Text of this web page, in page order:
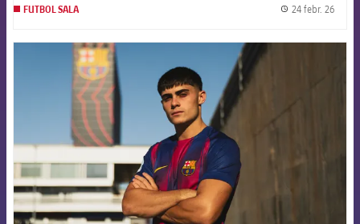
FUTBOL SALA 24 febr. 26
FCB Barcelona badge